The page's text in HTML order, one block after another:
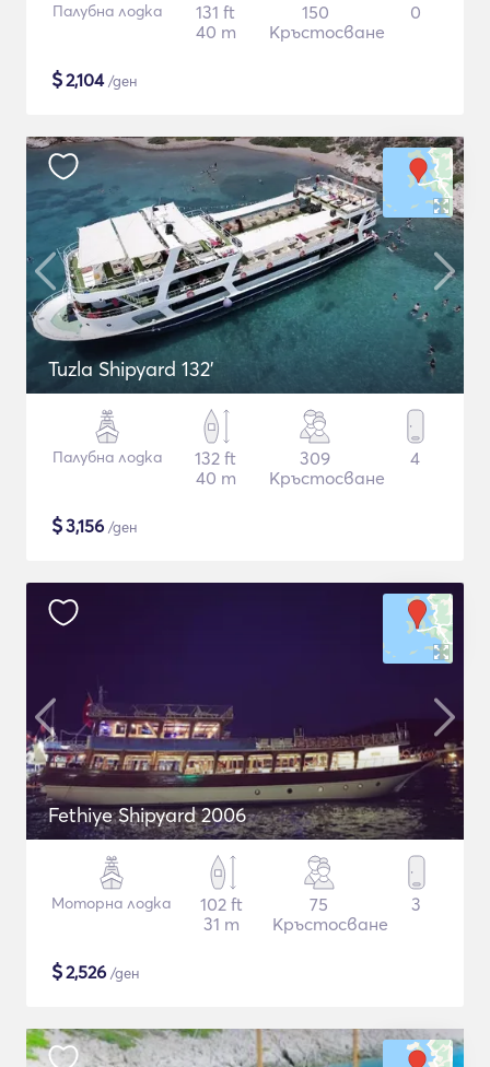
Палубна лодка
131 ft
40 m
150
Кръстосване
0
$2,104/ден
Tuzla Shipyard 132'
Палубна лодка
132 ft
40 m
309
Кръстосване
4
$3,156 /ден
Fethiye Shipyard 2006
Моторна лодка
102 ft
31 m
75
Кръстосване
3
$2,526 /ден